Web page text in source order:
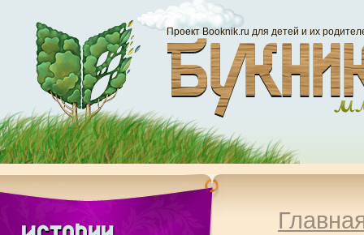
Проект Booknik.ru для детей и их